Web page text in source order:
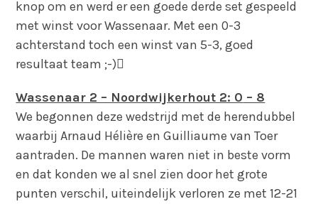
knop om en werd er een goede derde set gespeeld
met winst voor Wassenaar. Met een 0-3
achterstand toch een winst van 5-3, goed
resultaat team ;-)
Wassenaar 2 – Noordwijkerhout 2: 0 – 8
We begonnen deze wedstrijd met de herendubbel
waarbij Arnaud Hélière en Guilliaume van Toer
aantraden. De mannen waren niet in beste vorm
en dat konden we al snel zien door het grote
punten verschil, uiteindelijk verloren ze met 12-21